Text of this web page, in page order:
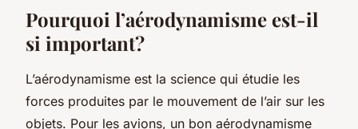
Pourquoi l’aérodynamisme est-il
si important?
L’aérodynamisme est la science qui étudie les
forces produites par le mouvement de l’air sur les
objets. Pour les avions, un bon aérodynamisme